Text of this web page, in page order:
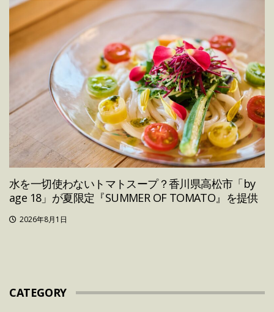
水を一切使わないトマトスープ？香川県高松市「by
age 18」が夏限定『SUMMER OF TOMATO』を提供
2026年8月1日
CATEGORY